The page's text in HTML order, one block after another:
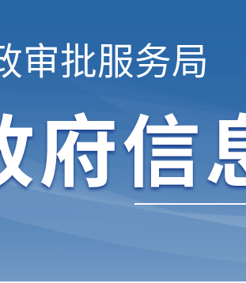
审批服务局